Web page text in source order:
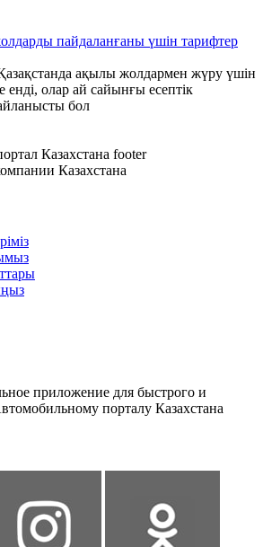
пайдаланғаны үшін тарифтер
ақылы жолдармен жүру үшін
енді, олар ай сайынғы есептік
бол
Казахстана
приложение для быстрого и
порталу Казахстана